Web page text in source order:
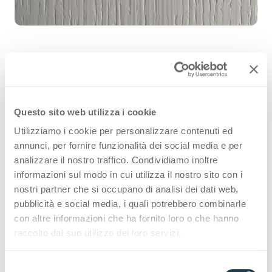
Questo sito web utilizza i cookie
Utilizziamo i cookie per personalizzare contenuti ed
annunci, per fornire funzionalità dei social media e per
analizzare il nostro traffico. Condividiamo inoltre
informazioni sul modo in cui utilizza il nostro sito con i
nostri partner che si occupano di analisi dei dati web,
pubblicità e social media, i quali potrebbero combinarle
con altre informazioni che ha fornito loro o che hanno
raccolto dal suo utilizzo dei loro servizi.
hochwertige HPL-Dekoroberfläche
aus der Holzmaserungen von Arpa.
Entdecken Sie die gesamte
Produktverfügbarkeit oder bestellen
Sie ein kostenloses Muster.